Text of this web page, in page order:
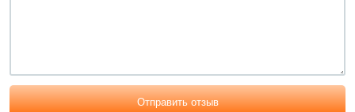
Отправить отзыв